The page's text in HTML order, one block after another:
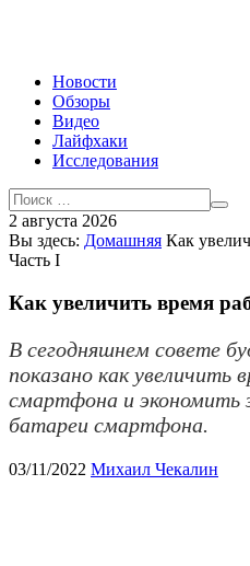
Новости
Обзоры
Видео
Лайфхаки
Исследования
2 августа 2026
Вы здесь: Домашняя Как
Часть I
Как увеличить время
В сегодняшнем совете
показано как увеличить
смартфона и экономить
батареи смартфона.
03/11/2022 Михаил Чекалин